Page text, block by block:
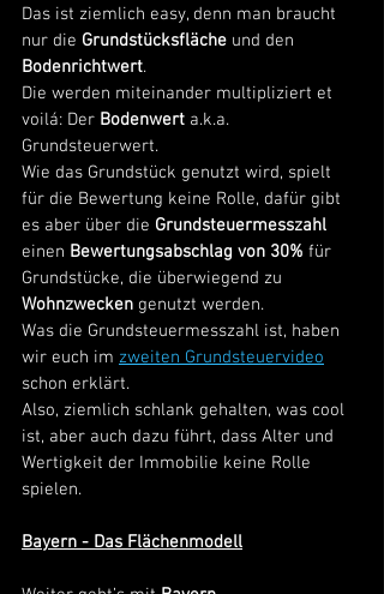
Das ist ziemlich easy, denn man braucht
nur die Grundstücksfläche und den
Bodenrichtwert.
Die werden miteinander multipliziert et
voilá: Der Bodenwert a.k.a.
Grundsteuerwert.
Wie das Grundstück genutzt wird, spielt
für die Bewertung keine Rolle, dafür gibt
es aber über die Grundsteuermesszahl
einen Bewertungsabschlag von 30% für
Grundstücke, die überwiegend zu
Wohnzwecken genutzt werden.
Was die Grundsteuermesszahl ist, haben
wir euch im zweiten Grundsteuervideo
schon erklärt.
Also, ziemlich schlank gehalten, was cool
ist, aber auch dazu führt, dass Alter und
Wertigkeit der Immobilie keine Rolle
spielen.
Bayern - Das Flächenmodell